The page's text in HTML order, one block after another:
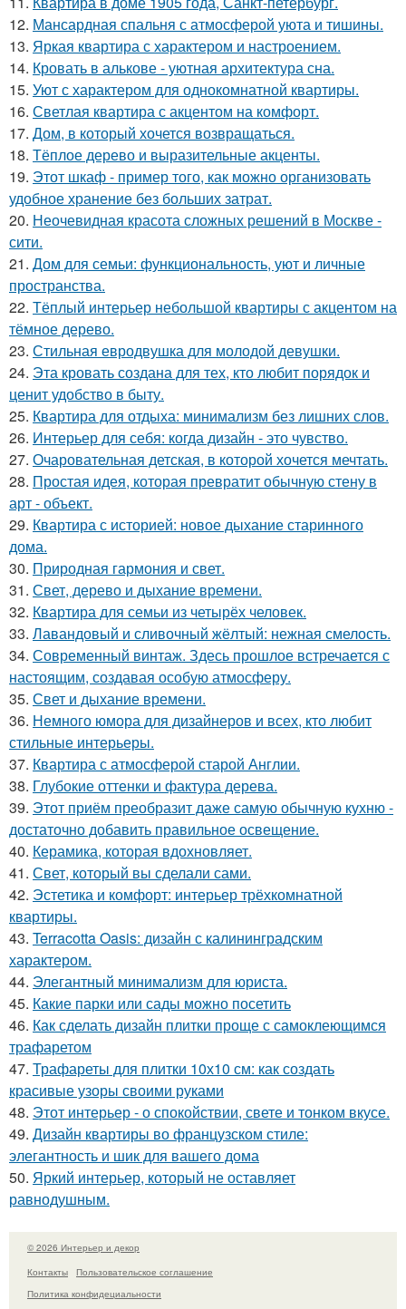
12. Мансардная спальня с атмосферой уюта и тишины.
13. Яркая квартира с характером и настроением.
14. Кровать в алькове - уютная архитектура сна.
15. Уют с характером для однокомнатной квартиры.
16. Светлая квартира с акцентом на комфорт.
17. Дом, в который хочется возвращаться.
18. Тёплое дерево и выразительные акценты.
19. Этот шкаф - пример того, как можно организовать
удобное хранение без больших затрат.
20. Неочевидная красота сложных решений в Москве -
сити.
21. Дом для семьи: функциональность, уют и личные
пространства.
22. Тёплый интерьер небольшой квартиры с акцентом на
тёмное дерево.
23. Стильная евродвушка для молодой девушки.
24. Эта кровать создана для тех, кто любит порядок и
ценит удобство в быту.
25. Квартира для отдыха: минимализм без лишних слов.
26. Интерьер для себя: когда дизайн - это чувство.
27. Очаровательная детская, в которой хочется мечтать.
28. Простая идея, которая превратит обычную стену в
арт - объект.
29. Квартира с историей: новое дыхание старинного
дома.
30. Природная гармония и свет.
31. Свет, дерево и дыхание времени.
32. Квартира для семьи из четырёх человек.
33. Лавандовый и сливочный жёлтый: нежная смелость.
34. Современный винтаж. Здесь прошлое встречается с
настоящим, создавая особую атмосферу.
35. Свет и дыхание времени.
36. Немного юмора для дизайнеров и всех, кто любит
стильные интерьеры.
37. Квартира с атмосферой старой Англии.
38. Глубокие оттенки и фактура дерева.
39. Этот приём преобразит даже самую обычную кухню -
достаточно добавить правильное освещение.
40. Керамика, которая вдохновляет.
41. Свет, который вы сделали сами.
42. Эстетика и комфорт: интерьер трёхкомнатной
квартиры.
43. Terracotta Oasis: дизайн с калининградским
характером.
44. Элегантный минимализм для юриста.
45. Какие парки или сады можно посетить
46. Как сделать дизайн плитки проще с самоклеющимся
трафаретом
47. Трафареты для плитки 10х10 см: как создать
красивые узоры своими руками
48. Этот интерьер - о спокойствии, свете и тонком вкусе.
49. Дизайн квартиры во французском стиле:
элегантность и шик для вашего дома
50. Яркий интерьер, который не оставляет
равнодушным.
© 2026 Интерьер и декор
Контакты
Пользовательское соглашение
Политика конфидециальности